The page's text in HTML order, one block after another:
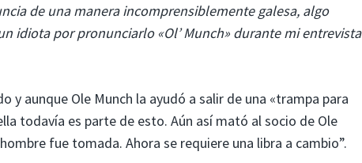
de una manera incomprensiblemente galesa, algo
idiota por pronunciarlo «Ol’ Munch» durante mi entrevista
y aunque Ole Munch la ayudó a salir de una «trampa para
todavía es parte de esto. Aún así mató al socio de Ole
fue tomada. Ahora se requiere una libra a cambio”.